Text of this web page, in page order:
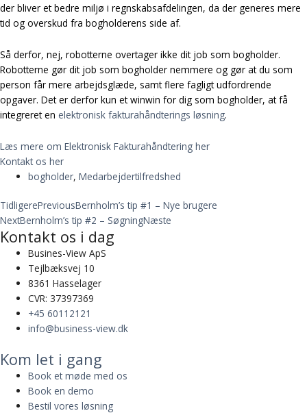
der bliver et bedre miljø i regnskabsafdelingen, da der generes mere
tid og overskud fra bogholderens side af.
Så derfor, nej, robotterne overtager ikke dit job som bogholder.
Robotterne gør dit job som bogholder nemmere og gør at du som
person får mere arbejdsglæde, samt flere fagligt udfordrende
opgaver. Det er derfor kun et winwin for dig som bogholder, at få
integreret en elektronisk fakturahåndterings løsning.
Læs mere om Elektronisk Fakturahåndtering her
Kontakt os her
bogholder,Medarbejdertilfredshed
TidligerePreviousBernholm’s tip #1 – Nye brugere
NextBernholm’s tip #2 – SøgningNæste
Kontakt os i dag
Busines-View ApS
Tejlbæksvej 10
8361 Hasselager
CVR: 37397369
+45 60112121
info@business-view.dk
Kom let i gang
Book et møde med os
Book en demo
Bestil vores løsning